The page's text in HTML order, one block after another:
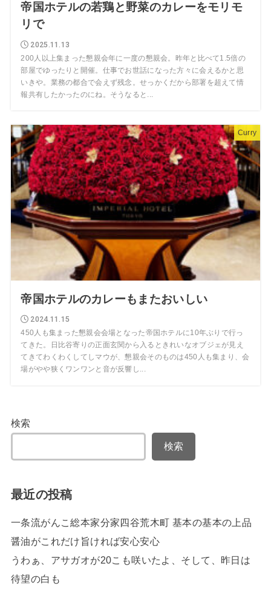
帝国ホテルの若鶏と野菜のカレーをモリモ
リで
2025.11.13
200人以上集まった懇親会年に一度の懇親会。昨年と比べて1.5倍の
部屋でゆったりと開催。仕事でお世話になった方々に会えるかと思
いきや。業務の都合で会えず残念。せっかくだから部署を超えて情
報共有したかったのにね。そうなると...
Curry
帝国ホテルのカレーもまたおいしい
2024.11.15
450人も集まった懇親会会場となった帝国ホテルに10年ぶりで行っ
てきた。日比谷寄りの正面玄関から入るときれいなオブジェが見え
てきてわくわくしてしマウが、懇親会そのものは450人も集まり、会
場がやや狭くワンワンと音が反響し...
検索
検索
最近の投稿
一条流がんこ総本家分家四谷荒木町 基本の基本の上品
醤油がこれだけ旨ければ安心安心
うわぁ、アサガオが20こも咲いたよ、そして、昨日は
待望の白も